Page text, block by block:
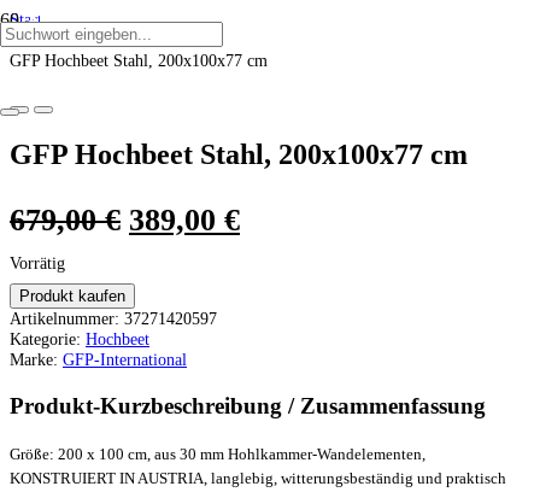
Start
/
GFP Hochbeet Stahl, 200x100x77 cm
GFP Hochbeet Stahl, 200x100x77 cm
679,00€ Ursprünglicher
war:
679,00 €
389,00 €Aktueller
Vorrätig
Produkt kaufen
Artikelnummer: 37271420597
Kategorie: Hochbeet
Marke: GFP-International
Produkt-Kurzbeschreibung / Zusammenfassung
Größe: 200 x 100 cm, aus 30 mm Hohlkammer-Wandelementen,
KONSTRUIERT IN AUSTRIA, langlebig, witterungsbeständig und praktisch
ANGEBOT!
ANGEBOT!
ANGEBOT!
ANGEBOT!
ANGEBOT!
ANGEBOT!